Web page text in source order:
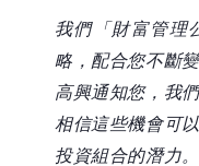
我們「財富管理
略，配合您不斷
高興通知您，我
相信這些機會可
投資組合的潛力